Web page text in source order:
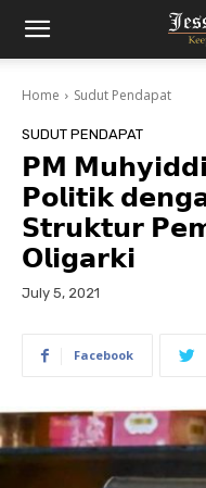
Home Sudut Pendapat
SUDUT PENDAPAT
𝗣𝗠
𝗣𝗼𝗹𝗶𝘁𝗶𝗸
𝗦𝘁𝗿𝘂𝗸𝘁𝘂𝗿
𝗢𝗹𝗶𝗴𝗮𝗿𝗸𝗶
July 5, 2021
Facebook